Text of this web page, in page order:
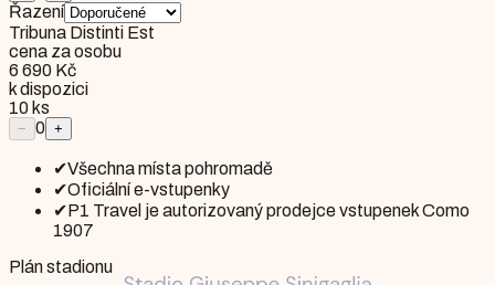
Řazení
Tribuna Distinti Est
cena za osobu
6 690 Kč
k dispozici
10 ks
− 0 +
✔Všechna místa pohromadě
✔Oficiální e-vstupenky
✔P1 Travel je autorizovaný prodejce vstupenek Como
1907
Plán stadionu